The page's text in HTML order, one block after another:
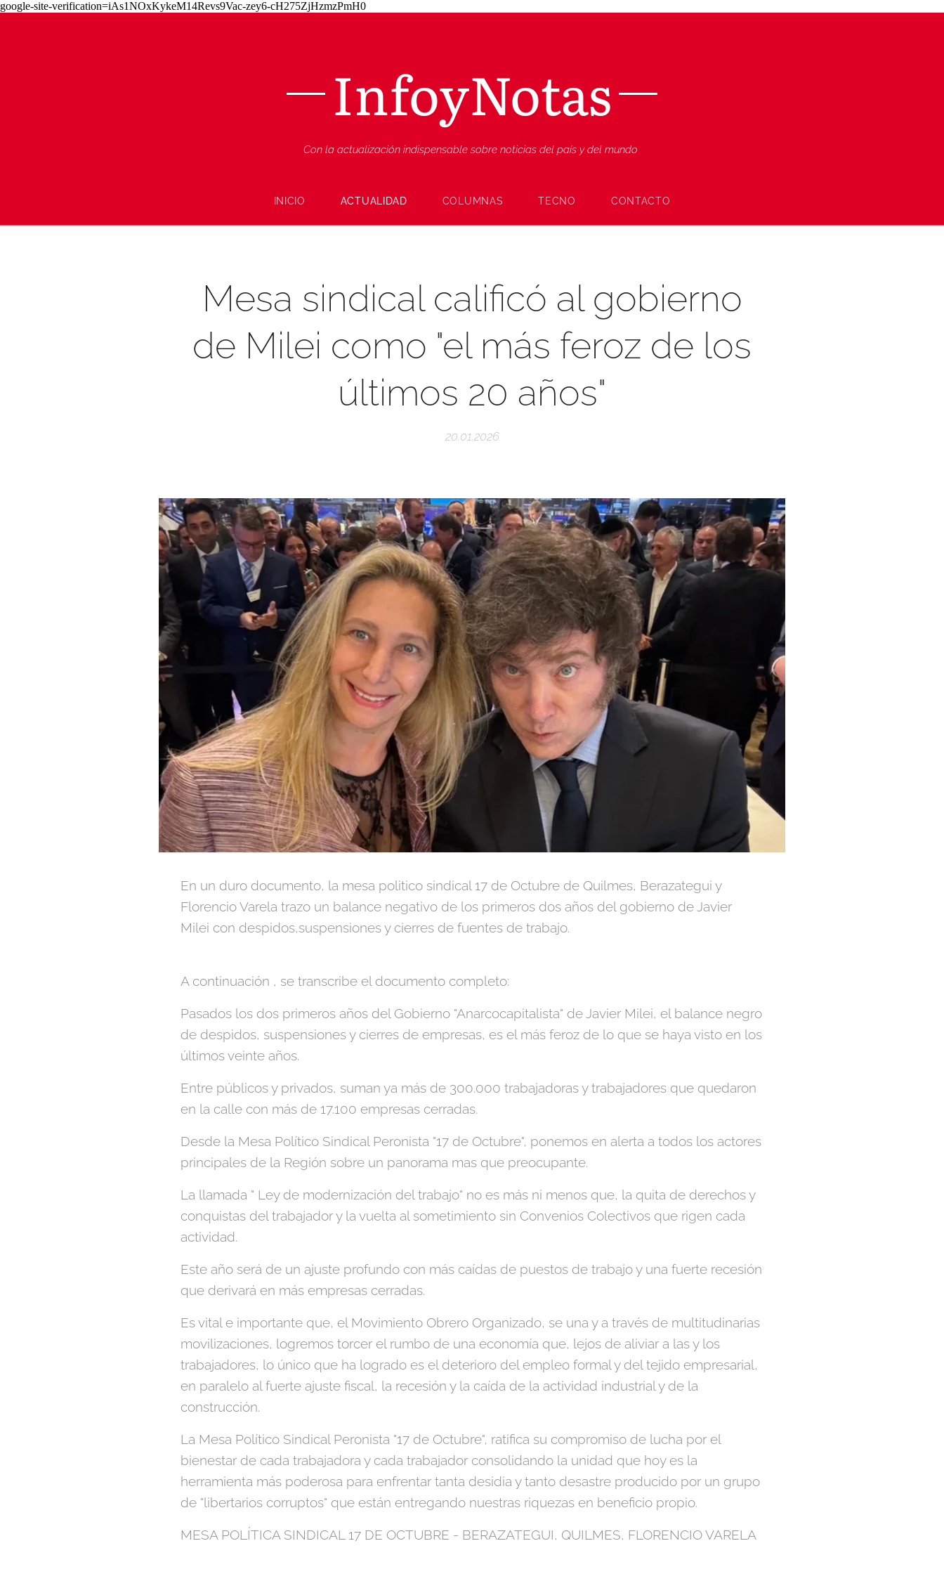
google-site-verification=iAs1NOxKykeM14Revs9Vac-zey6-cH275ZjHzmzPmH0
InfoyNotas
Con la actualización indispensable sobre noticias del país y del mundo
INICIO ACTUALIDAD COLUMNAS TECNO CONTACTO
Mesa sindical calificó al gobierno
de Milei como "el más feroz de los
últimos 20 años"
20.01.2026
En un duro documento, la mesa politico sindical 17 de Octubre de Quilmes, Berazategui y
Florencio Varela trazo un balance negativo de los primeros dos años del gobierno de Javier
Milei con despidos,suspensiones y cierres de fuentes de trabajo.
A continuación , se transcribe el documento completo:
Pasados los dos primeros años del Gobierno "Anarcocapitalista" de Javier Milei, el balance negro
de despidos, suspensiones y cierres de empresas, es el más feroz de lo que se haya visto en los
últimos veinte años.
Entre públicos y privados, suman ya más de 300.000 trabajadoras y trabajadores que quedaron
en la calle con más de 17.100 empresas cerradas.
Desde la Mesa Político Sindical Peronista "17 de Octubre", ponemos en alerta a todos los actores
principales de la Región sobre un panorama mas que preocupante.
La llamada " Ley de modernización del trabajo" no es más ni menos que, la quita de derechos y
conquistas del trabajador y la vuelta al sometimiento sin Convenios Colectivos que rigen cada
actividad.
Este año será de un ajuste profundo con más caídas de puestos de trabajo y una fuerte recesión
que derivará en más empresas cerradas.
Es vital e importante que, el Movimiento Obrero Organizado, se una y a través de multitudinarias
movilizaciones, logremos torcer el rumbo de una economía que, lejos de aliviar a las y los
trabajadores, lo único que ha logrado es el deterioro del empleo formal y del tejido empresarial,
en paralelo al fuerte ajuste fiscal, la recesión y la caída de la actividad industrial y de la
construcción.
La Mesa Político Sindical Peronista "17 de Octubre", ratifica su compromiso de lucha por el
bienestar de cada trabajadora y cada trabajador consolidando la unidad que hoy es la
herramienta más poderosa para enfrentar tanta desidia y tanto desastre producido por un grupo
de "libertarios corruptos" que están entregando nuestras riquezas en beneficio propio.
MESA POLÍTICA SINDICAL 17 DE OCTUBRE - BERAZATEGUI, QUILMES, FLORENCIO VARELA